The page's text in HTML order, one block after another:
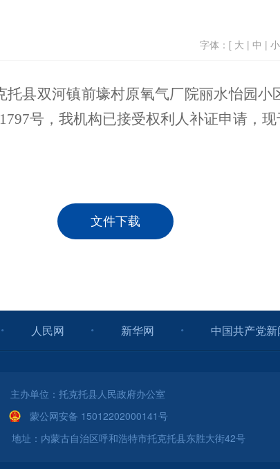
字体：[ 大 | 中 | 小
县双河镇前壕村原氧气厂院丽水怡园小
号，我机构已接受权利人补证申请，现
文件下载
人民网 新华网 中国共产党新
办单位：托克托县人民政府办公室
蒙公网安备 15012202000141号
址：内蒙古自治区呼和浩特市托克托县东胜大街42号